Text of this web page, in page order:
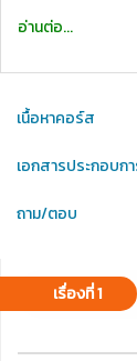
อ่านต่อ...
เนื้อหาคอร์ส
เอกสารประกอบก
ถาม/ตอบ
เรื่องที่ 1